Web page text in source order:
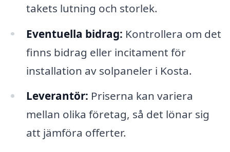
takets lutning och storlek.
Eventuella bidrag: Kontrollera om det
finns bidrag eller incitament för
installation av solpaneler i Kosta.
Leverantör: Priserna kan variera
mellan olika företag, så det lönar sig
att jämföra offerter.